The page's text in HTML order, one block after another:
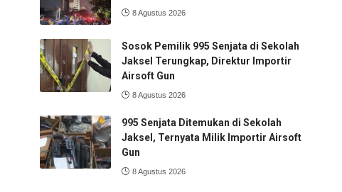
8 Agustus 2026
Sosok Pemilik 995 Senjata di Sekolah
Jaksel Terungkap, Direktur Importir
Airsoft Gun
8 Agustus 2026
995 Senjata Ditemukan di Sekolah
Jaksel, Ternyata Milik Importir Airsoft
Gun
8 Agustus 2026